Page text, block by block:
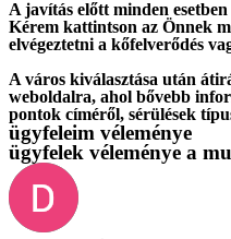
A javítás előtt minden esetben
Kérem kattintson az Önnek
elvégeztetni a kőfelverődés
A város kiválasztása után
weboldalra, ahol bővebb
pontok címéről, sérülések
ügyfeleim véleménye
ügyfelek véleménye a